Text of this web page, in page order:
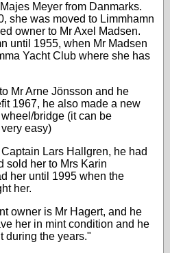
Meyer from Danmarks.
she was moved to Limmhamn
owner to Mr Axel Madsen.
until 1955, when Mr Madsen
Yacht Club where she has
Mr Arne Jönsson and he
1967, he also made a new
bridge (it can be
easy)
Lars Hallgren, he had
sold her to Mrs Karin
her until 1995 when the
her.
owner is Mr Hagert, and he
her in mint condition and he
during the years."